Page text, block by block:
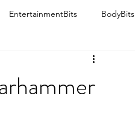
EntertainmentBits BodyBits